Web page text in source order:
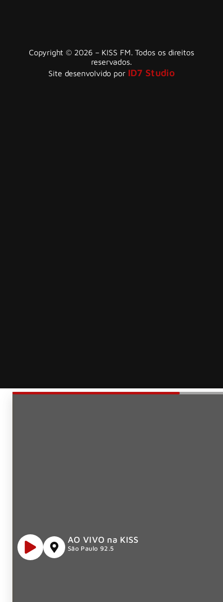
Copyright © 2026 – KISS FM. Todos os direitos
reservados.
Site desenvolvido por ID7 Studio
AO VIVO na KISS
São Paulo 92.5